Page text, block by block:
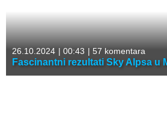
26.10.2024 | 00:43 | 57 komentara
Fascinantni rezultati Sky Alpsa u